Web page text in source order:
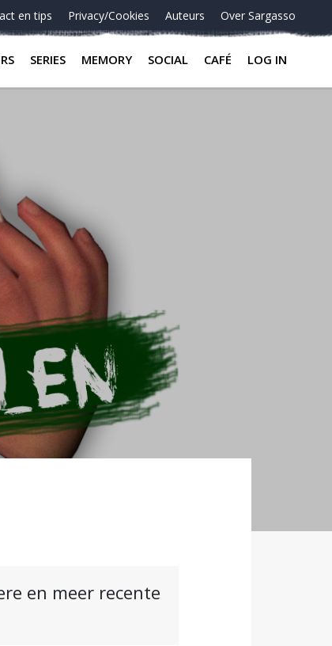
en tips Privacy/Cookies Auteurs Over Sargasso
SERIES MEMORY SOCIAL CAFÉ LOG IN
en meer recente